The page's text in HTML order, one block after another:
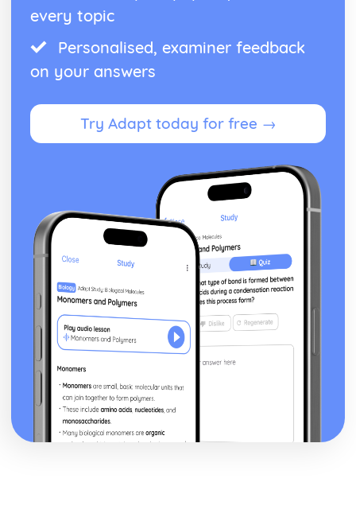
every topic
Personalised, examiner feedback
on your answers
Try Adapt today for free →